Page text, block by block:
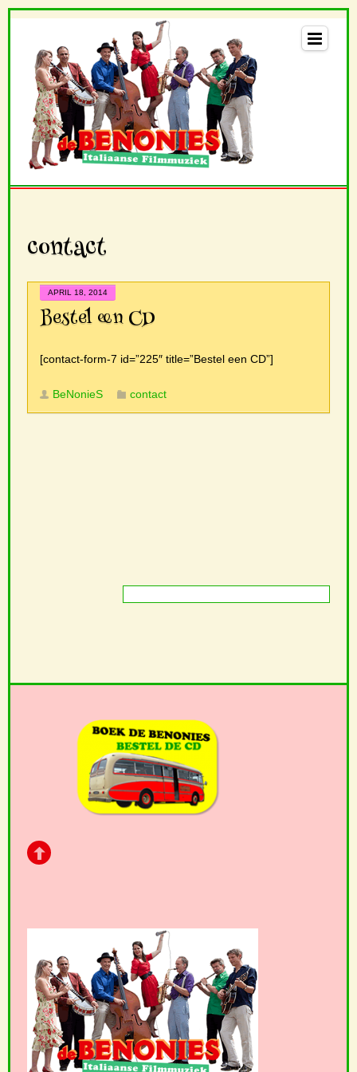
contact
APRIL 18, 2014
Bestel een CD
[contact-form-7 id=”225″ title=”Bestel een CD”]
BeNonieS contact